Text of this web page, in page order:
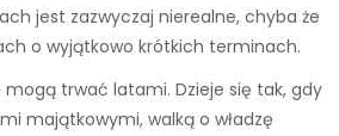
jest zazwyczaj nierealne, chyba że
o wyjątkowo krótkich terminach.
trwać latami. Dzieje się tak, gdy
majątkowymi, walką o władzę